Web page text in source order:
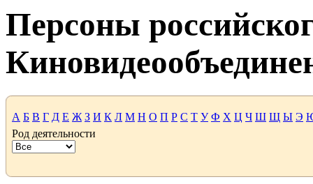
Персоны
А Б В Г Д Е Ж З И К Л М Н О П Р С Т У Ф Х Ц Ч Ш Щ Ы Э
Род деятельности